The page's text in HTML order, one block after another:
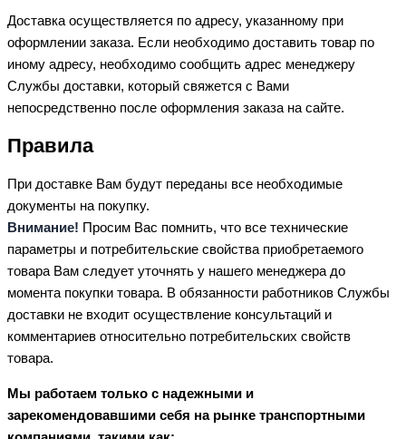
Доставка осуществляется по адресу, указанному при
оформлении заказа. Если необходимо доставить товар по
иному адресу, необходимо сообщить адрес менеджеру
Службы доставки, который свяжется с Вами
непосредственно после оформления заказа на сайте.
Правила
При доставке Вам будут переданы все необходимые
документы на покупку.
Внимание! Просим Вас помнить, что все технические
параметры и потребительские свойства приобретаемого
товара Вам следует уточнять у нашего менеджера до
момента покупки товара. В обязанности работников Службы
доставки не входит осуществление консультаций и
комментариев относительно потребительских свойств
товара.
Мы работаем только с надежными и
зарекомендовавшими себя на рынке транспортными